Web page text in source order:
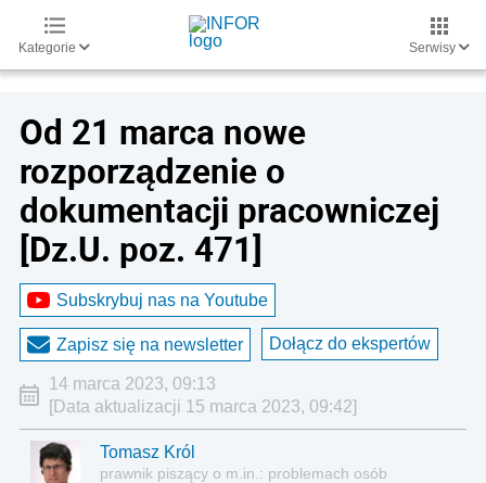
Kategorie Serwisy
Od 21 marca nowe
rozporządzenie o
dokumentacji pracowniczej
[Dz.U. poz. 471]
Subskrybuj nas na Youtube
Zapisz się na newsletter Dołącz do ekspertów
14 marca 2023, 09:13
[Data aktualizacji 15 marca 2023, 09:42]
Tomasz Król
prawnik piszący o m.in.: problemach osób